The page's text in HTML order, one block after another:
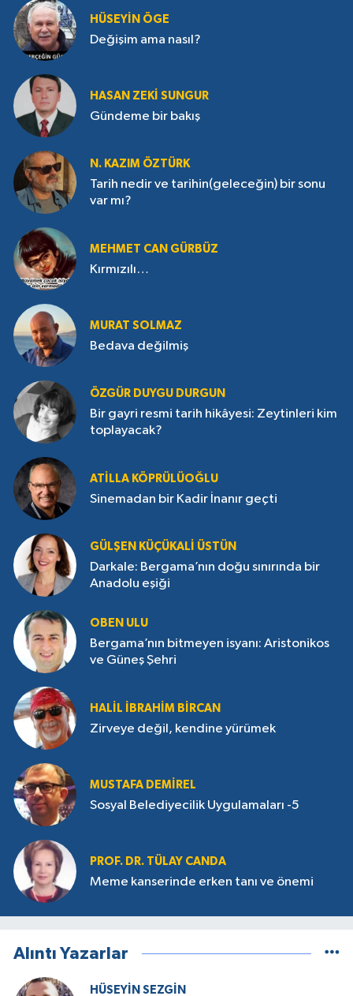
HÜSEYIN ÖGE
Değişim ama nasıl?
HASAN ZEKI SUNGUR
Gündeme bir bakış
N. KAZIM ÖZTÜRK
Tarih nedir ve tarihin(geleceğin) bir sonu
var mı?
MEHMET CAN GÜRBÜZ
Kırmızılı…
MURAT SOLMAZ
Bedava değilmiş
ÖZGÜR DUYGU DURGUN
Bir gayri resmi tarih hikâyesi: Zeytinleri kim
toplayacak?
ATILLA KÖPRÜLÜOĞLU
Sinemadan bir Kadir İnanır geçti
GÜLŞEN KÜÇÜKALI ÜSTÜN
Darkale: Bergama’nın doğu sınırında bir
Anadolu eşiği
OBEN ULU
Bergama’nın bitmeyen isyanı: Aristonikos
ve Güneş Şehri
HALIL İBRAHIM BIRCAN
Zirveye değil, kendine yürümek
MUSTAFA DEMIREL
Sosyal Belediyecilik Uygulamaları -5
PROF. DR. TÜLAY CANDA
Meme kanserinde erken tanı ve önemi
Alıntı Yazarlar
HÜSEYIN SEZGIN